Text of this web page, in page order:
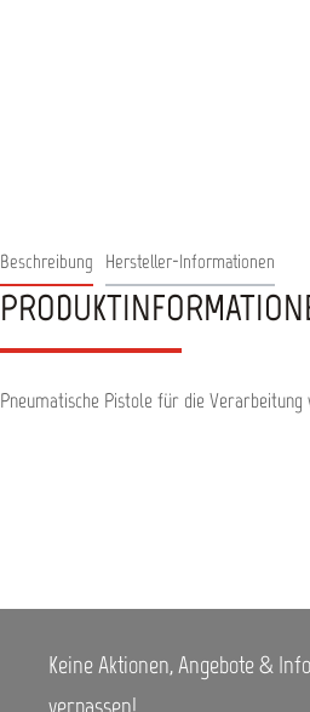
Beschreibung Hersteller-Informationen
Pneumatische Pistole für die
Keine Aktionen, Angebote &
verpassen!